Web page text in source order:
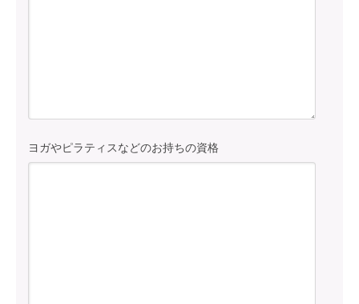
ヨガやピラティスなどのお持ちの資格